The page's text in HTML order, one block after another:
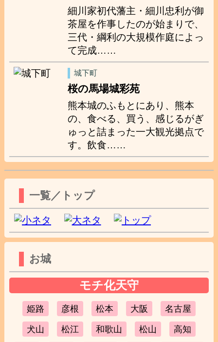
細川家初代藩主・細川忠利が御
茶屋を作事したのが始まりで、
三代・綱利の大規模作庭によっ
て完成……
城下町
桜の馬場城彩苑
熊本城のふもとにあり、熊本
の、食べる、買う、感じるがぎ
ゅっと詰まった一大観光拠点で
す。飲食……
一覧／トップ
お城
モチ化天守
姫路 彦根 松本 大阪 名古屋
犬山 松江 和歌山 松山 高知